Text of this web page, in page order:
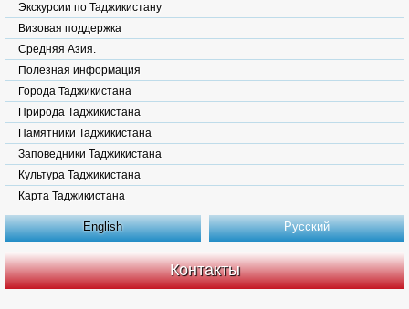
Экскурсии по Таджикистану
Визовая поддержка
Средняя Азия.
Полезная информация
Города Таджикистана
Природа Таджикистана
Памятники Таджикистана
Заповедники Таджикистана
Культура Таджикистана
Карта Таджикистана
English Русский
Контакты